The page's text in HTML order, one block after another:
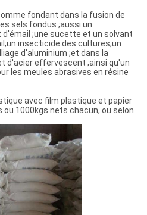
fondant dans la fusion de
sels fondus ;aussi un
;une sucette et un solvant
insecticide des cultures;un
d'aluminium ;et dans la
d'acier effervescent ;ainsi qu'un
les meules abrasives en résine
avec film plastique et papier
ou 1000kgs nets chacun, ou selon